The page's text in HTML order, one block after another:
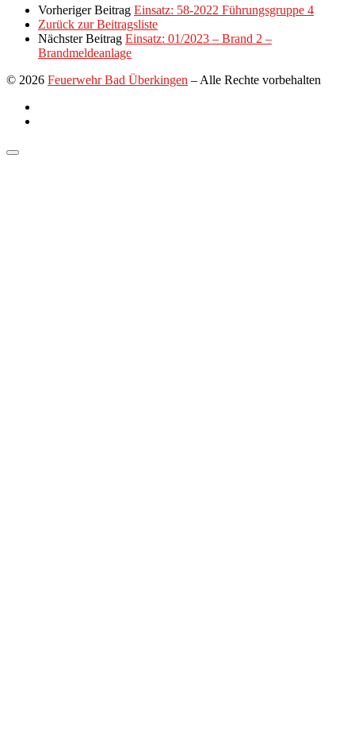
Vorheriger Beitrag Einsatz: 58-2022 Führungsgruppe 4
Zurück zur Beitragsliste
Nächster Beitrag Einsatz: 01/2023 – Brand 2 –
Brandmeldeanlage
© 2026 Feuerwehr Bad Überkingen – Alle Rechte vorbehalten